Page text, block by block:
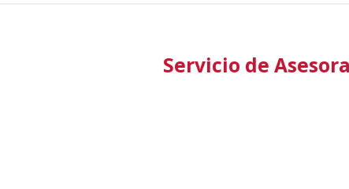
Servicio de